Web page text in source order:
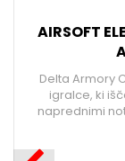
AIRSOFT
Delta Armory
igralce, ki
naprednimi